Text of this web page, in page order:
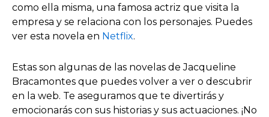
como ella misma, una famosa actriz que visita la
empresa y se relaciona con los personajes. Puedes
ver esta novela en Netflix.
Estas son algunas de las novelas de Jacqueline
Bracamontes que puedes volver a ver o descubrir
en la web. Te aseguramos que te divertirás y
emocionarás con sus historias y sus actuaciones. ¡No